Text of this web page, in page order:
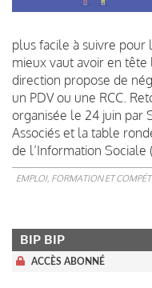
plus facile à suivre pour
mieux vaut avoir en tête
direction propose de
un PDV ou une RCC.
organisée le 24 juin par
Associés et la table
de l’Information Sociale
EMPLOI, FORMATION ET
BIP BIP
ACCÈS ABONNÉ